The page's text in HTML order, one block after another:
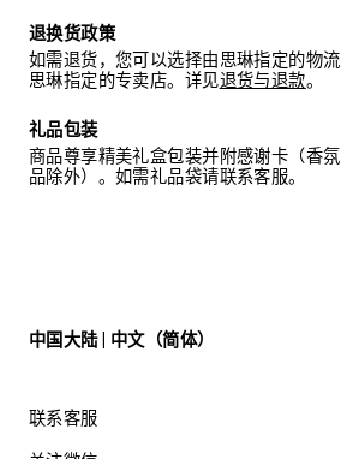
退换货政策
如需退货，您可以选择由思琳指定的物
思琳指定的专卖店。详见退货与退款。
礼品包装
商品尊享精美礼盒包装并附感谢卡（香
品除外）。如需礼品袋请联系客服。
中国大陆 | 中文（简体）
联系客服